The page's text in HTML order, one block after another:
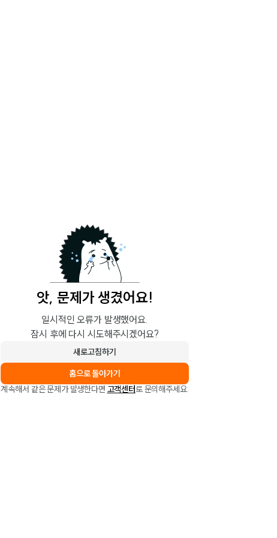
앗, 문제가 생겼어요!
일시적인 오류가 발생했어요.
잠시 후에 다시 시도해주시겠어요?
새로고침하기
홈으로 돌아가기
계속해서 같은 문제가 발생한다면 고객센터로 문의해주세요.